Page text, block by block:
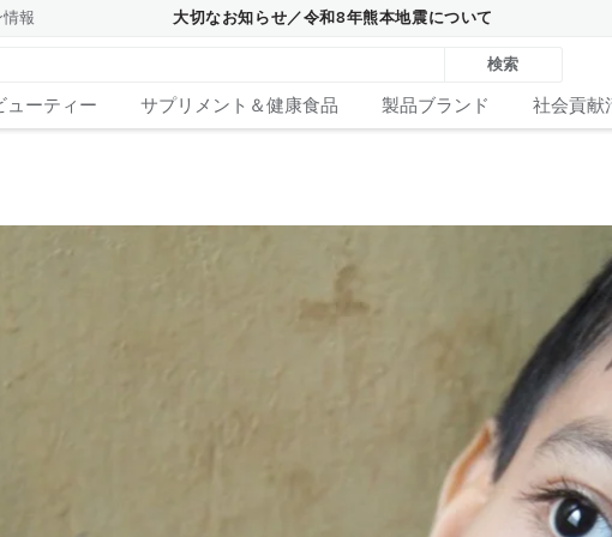
報 大切なお知らせ／令和8年熊本地震について
検索
ューティー サプリメント＆健康食品 製品ブランド 社会貢献